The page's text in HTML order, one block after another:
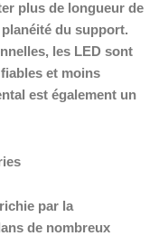
plus de longueur de
du support.
les LED sont
et moins
est également un
par la
de nombreux